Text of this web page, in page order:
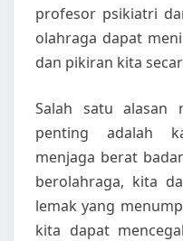
profesor psikiatri
olahraga dapat
dan pikiran kita
Salah satu alasan
penting adalah
menjaga berat
berolahraga, kita
lemak yang
kita dapat